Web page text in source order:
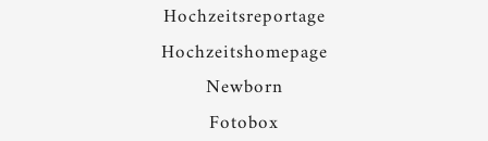
Hochzeitsreportage
Hochzeitshomepage
Newborn
Fotobox